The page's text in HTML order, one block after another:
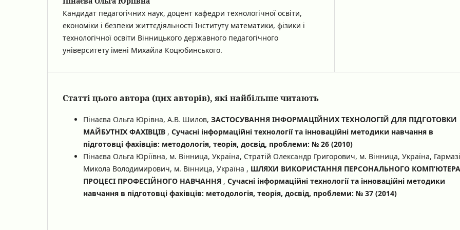
Кандидат педагогічних наук, доцент кафедри технологічної освіти,
економіки і безпеки життєдіяльності Інституту математики, фізики і
технологічної освіти Вінницького державного педагогічного
університету імені Михайла Коцюбинського.
Статті цього автора (цих авторів), які найбільше читають
Пінаєва Ольга Юрівна, А.В. Шилов, ЗАСТОСУВАННЯ ІНФОРМАЦІЙНИХ ТЕХНОЛОГІЙ ДЛЯ ПІДГОТОВКИ
МАЙБУТНІХ ФАХІВЦІВ , Сучасні інформаційні технології та інноваційні методики навчання в
підготовці фахівців: методологія, теорія, досвід, проблеми: № 26 (2010)
Пінаєва Ольга Юріївна, м. Вінница, Україна, Стратій Олександр Григорович, м. Вінница, Україна,
Микола Володимирович, м. Вінница, Україна , ШЛЯХИ ВИКОРИСТАННЯ ПЕРСОНАЛЬНОГО
ПРОЦЕСІ ПРОФЕСІЙНОГО НАВЧАННЯ , Сучасні інформаційні технології та інноваційні методики
навчання в підготовці фахівців: методологія, теорія, досвід, проблеми: № 37 (2014)